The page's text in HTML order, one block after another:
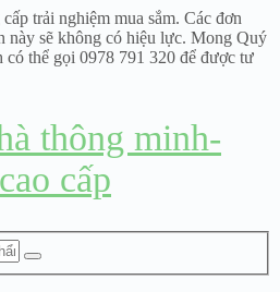
trải nghiệm mua sắm. Các đơn
này sẽ không có hiệu lực. Mong Quý
có thể gọi 0978 791 320 để được tư